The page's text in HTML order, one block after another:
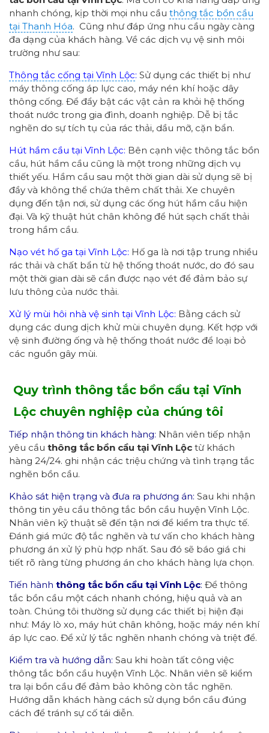
nhanh chóng, kịp thời mọi nhu cầu thông tắc bồn cầu
tại Thanh Hóa. Cũng như đáp ứng nhu cầu ngày càng
đa dạng của khách hàng. Về các dịch vụ vệ sinh môi
trường như sau:
Thông tắc cống tại Vĩnh Lộc: Sử dụng các thiết bị như
máy thông cống áp lực cao, máy nén khí hoặc dây
thông cống. Để đẩy bật các vật cản ra khỏi hệ thống
thoát nước trong gia đình, doanh nghiệp. Dễ bị tắc
nghẽn do sự tích tụ của rác thải, dầu mỡ, cặn bẩn.
Hút hầm cầu tại Vĩnh Lộc: Bên cạnh việc thông tắc bồn
cầu, hút hầm cầu cũng là một trong những dịch vụ
thiết yếu. Hầm cầu sau một thời gian dài sử dụng sẽ bị
đầy và không thể chứa thêm chất thải. Xe chuyên
dụng đến tận nơi, sử dụng các ống hút hầm cầu hiện
đại. Và kỹ thuật hút chân không để hút sạch chất thải
trong hầm cầu.
Nạo vét hố ga tại Vĩnh Lộc: Hố ga là nơi tập trung nhiều
rác thải và chất bẩn từ hệ thống thoát nước, do đó sau
một thời gian dài sẽ cần được nạo vét để đảm bảo sự
lưu thông của nước thải.
Xử lý mùi hôi nhà vệ sinh tại Vĩnh Lộc: Bằng cách sử
dụng các dung dịch khử mùi chuyên dụng. Kết hợp với
vệ sinh đường ống và hệ thống thoát nước để loại bỏ
các nguồn gây mùi.
Quy trình thông tắc bồn cầu tại Vĩnh
Lộc chuyên nghiệp của chúng tôi
Tiếp nhận thông tin khách hàng: Nhân viên tiếp nhận
yêu cầu thông tắc bồn cầu tại Vĩnh Lộc từ khách
hàng 24/24. ghi nhận các triệu chứng và tình trạng tắc
nghẽn bồn cầu.
Khảo sát hiện trạng và đưa ra phương án: Sau khi nhận
thông tin yêu cầu thông tắc bồn cầu huyện Vĩnh Lộc.
Nhân viên kỹ thuật sẽ đến tận nơi để kiểm tra thực tế.
Đánh giá mức độ tắc nghẽn và tư vấn cho khách hàng
phương án xử lý phù hợp nhất. Sau đó sẽ báo giá chi
tiết rõ ràng từng phương án cho khách hàng lựa chọn.
Tiến hành thông tắc bồn cầu tại Vĩnh Lộc: Để thông
tắc bồn cầu một cách nhanh chóng, hiệu quả và an
toàn. Chúng tôi thường sử dụng các thiết bị hiện đại
như: Máy lò xo, máy hút chân không, hoặc máy nén khí
áp lực cao. Để xử lý tắc nghẽn nhanh chóng và triệt để.
Kiểm tra và hướng dẫn: Sau khi hoàn tất công việc
thông tắc bồn cầu huyện Vĩnh Lộc. Nhân viên sẽ kiểm
tra lại bồn cầu để đảm bảo không còn tắc nghẽn.
Hướng dẫn khách hàng cách sử dụng bồn cầu đúng
cách để tránh sự cố tái diễn.